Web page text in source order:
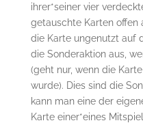
ihrer*seiner vier
getauschte Karten
die Karte ungenutzt auf
die Sonderaktion aus,
(geht nur, wenn die
wurde). Dies sind die
kann man eine der
Karte einer*eines